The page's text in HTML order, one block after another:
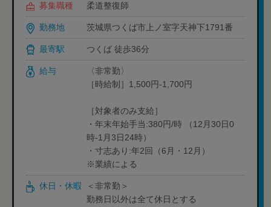
募集職種 柔道整復師
勤務地 茨城県つくば市上ノ室字天神下1791番
最寄駅 つくば 徒歩36分
給与
〈非常勤〉
［時給制］1,500円-1,700円
［対象者のみ支給］
・年末年始手当:380円/時 （12月30日0
時-1月3日24時）
・寸志あり:年2回（6月・12月）
※業績による
休日・休暇
＜非常勤＞
勤務日以外は全て休日とする